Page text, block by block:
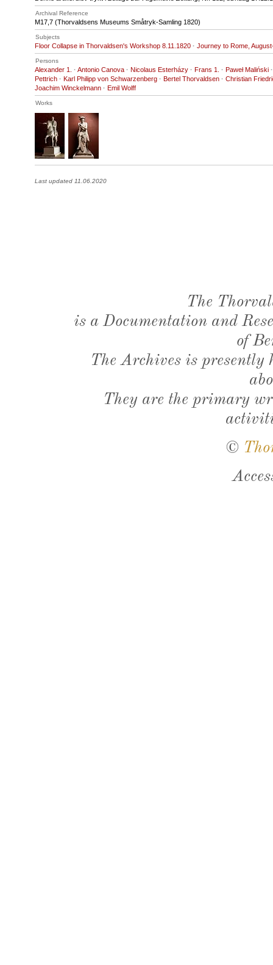
Archival Reference
M17 ,7 (Thorvaldsens Museums Småtryk-Samling 1820)
Subjects
Floor Collapse in Thorvaldsen's Workshop 8.11.1820 · Journey to Rome,
Persons
Alexander 1. · Antonio Canova · Nicolaus Esterházy · Frans 1. · Paweł Maliński ·
Pettrich · Karl Philipp von Schwarzenberg · Bertel Thorvaldsen · Christian
Joachim Winckelmann · Emil Wolff
Works
Last updated 11.06.2020
The
is a Documentation and
of
The Archives is presently
They are the primary
©